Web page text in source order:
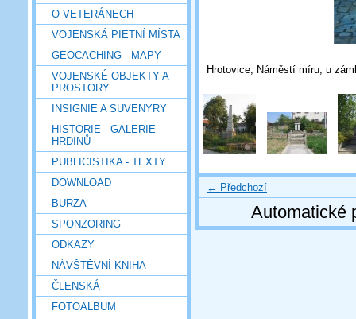
O VETERÁNECH
VOJENSKÁ PIETNÍ MÍSTA
GEOCACHING - MAPY
VOJENSKÉ OBJEKTY A
PROSTORY
INSIGNIE A SUVENYRY
HISTORIE - GALERIE
HRDINŮ
PUBLICISTIKA - TEXTY
DOWNLOAD
BURZA
SPONZORING
ODKAZY
NÁVŠTĚVNÍ KNIHA
ČLENSKÁ
FOTOALBUM
Hrotovice, Náměstí míru, u
← Předchozí
Automatické